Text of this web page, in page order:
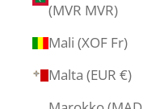
(MVR MVR)
Mali (XOF Fr)
Malta (EUR €)